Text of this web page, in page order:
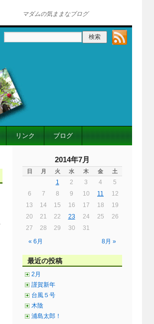
マダムの気ままなブログ
リンク ブログ
2014年7月
日 月 火 水 木 金 土
1 2 3 4
5
6
7 8 9 10 11
12
13
14 15 16 17 18
19
20
21 22 23 24 25
26
27
28 29 30
31
« 6月
8月 »
最近の投稿
2月
謹賀新年
台風５号
木陰
浦島太郎！